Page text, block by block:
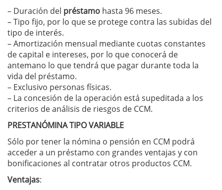
– Duración del préstamo hasta 96 meses.
– Tipo fijo, por lo que se protege contra las subidas del
tipo de interés.
– Amortización mensual mediante cuotas constantes
de capital e intereses, por lo que conocerá de
antemano lo que tendrá que pagar durante toda la
vida del préstamo.
– Exclusivo personas físicas.
– La concesión de la operación está supeditada a los
criterios de análisis de riesgos de CCM.
PRESTANÓMINA TIPO VARIABLE
Sólo por tener la nómina o pensión en CCM podrá
acceder a un préstamo con grandes ventajas y con
bonificaciones al contratar otros productos CCM.
Ventajas: